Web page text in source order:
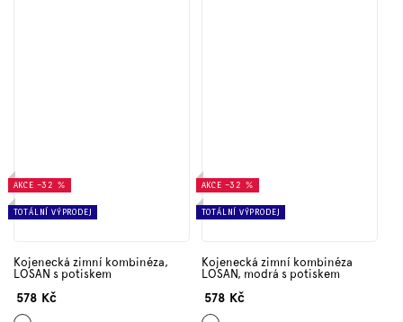
AKCE –32 %
TOTÁLNÍ VÝPRODEJ
Kojenecká zimní kombinéza,
LOSAN s potiskem
578 Kč
Růžová
AKCE –32 %
TOTÁLNÍ VÝPRODEJ
Kojenecká zimní kombinéza
LOSAN, modrá s potiskem
578 Kč
Modrá